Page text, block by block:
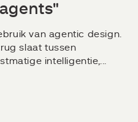
van agentic design.
slaat tussen
intelligentie,...